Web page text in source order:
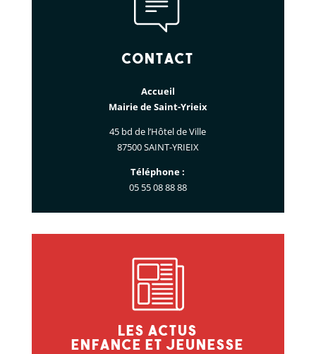
Contact
Accueil
Mairie de Saint-Yrieix
45 bd de l’Hôtel de Ville
87500 SAINT-YRIEIX
Téléphone :
05 55 08 88 88
Les actus
enfance et jeunesse